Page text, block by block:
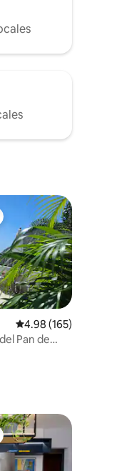
Calificación promedio:
4.98 (165)
Pan de